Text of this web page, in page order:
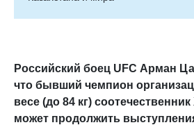
Российский боец UFC Арман
что бывший чемпион
весе (до 84 кг)
может продолжить